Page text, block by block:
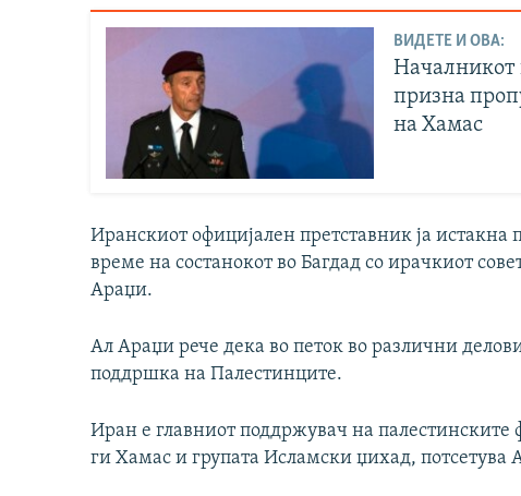
ВИДЕТЕ И ОВА:
Началникот
призна
на Хамас
Иранскиот официјален претставник ја истакна
време на состанокот во Багдад со ирачкиот
Араџи.
Ал Араџи рече дека во петок во различни
поддршка на Палестинците.
Иран е главниот поддржувач на палестинските
ги Хамас и групата Исламски џихад, потсетува